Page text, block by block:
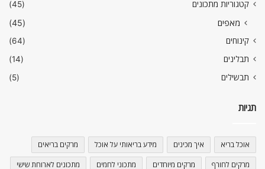
קטגוריות מתכונים
(45)
מאפים (45)
קינוחים
(64)
תבלינים
(14)
תבשילים
(5)
תגיות
אוכל בריא איך מכינים מידע בריאותי על אוכל מרקים בריאים
מרקים לחורף מרקים מיוחדים מתכוני לחמים מתכונים לארוחת שישי